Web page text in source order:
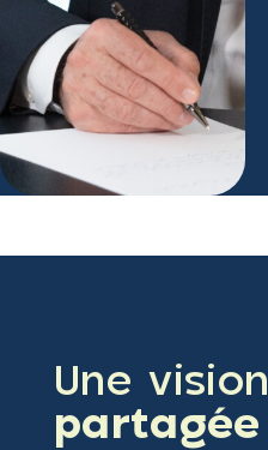
Une vision
partagée